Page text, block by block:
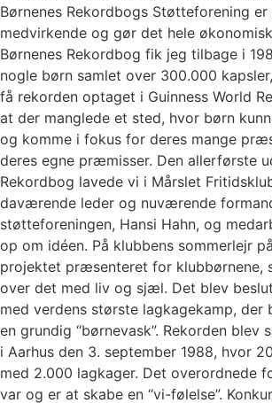
Børnenes Rekordbogs Støtteforening
medvirkende og gør det hele
Børnenes Rekordbog fik jeg tilbage i
nogle børn samlet over 300.000
få rekorden optaget i Guinness World
at der manglede et sted, hvor børn
og komme i fokus for deres mange
deres egne præmisser. Den allerførste
Rekordbog lavede vi i Mårslet
daværende leder og nuværende
støtteforeningen, Hansi Hahn, og
op om idéen. På klubbens sommerlejr
projektet præsenteret for klubbørnene,
over det med liv og sjæl. Det blev
med verdens største lagkagekamp,
en grundig “børnevask”. Rekorden blev
i Aarhus den 3. september 1988, hvor
med 2.000 lagkager. Det overordnede
var og er at skabe en “vi-følelse”.